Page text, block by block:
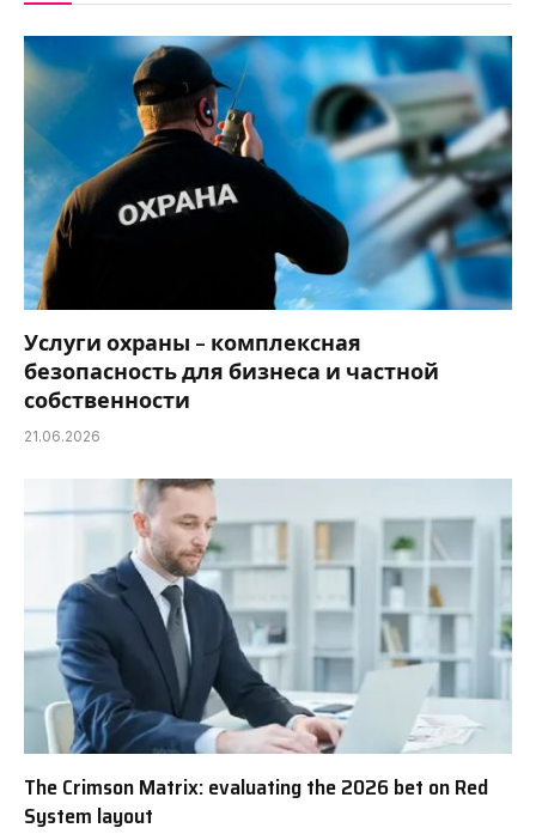
Услуги охраны – комплексная
безопасность для бизнеса и частной
собственности
21.06.2026
The Crimson Matrix: evaluating the 2026 bet on Red
System layout